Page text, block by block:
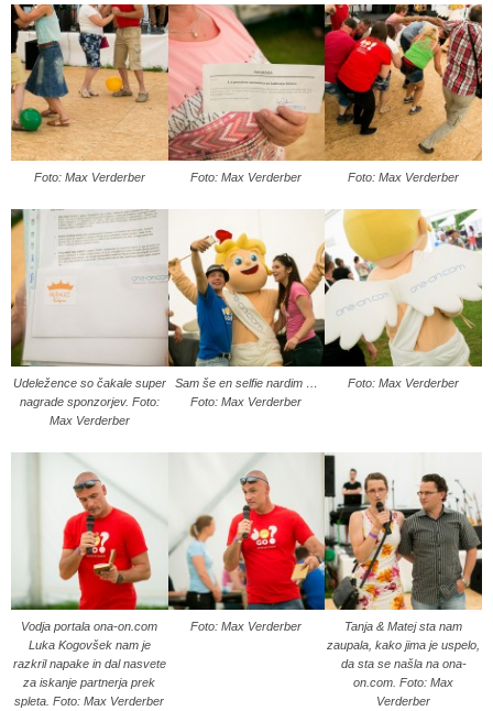
Foto: Max Verderber Foto: Max Verderber Foto: Max Verderber
Udeležence so čakale super
nagrade sponzorjev. Foto:
Max Verderber
Sam še en selfie nardim …
Foto: Max Verderber
Foto: Max Verderber
Vodja portala ona-on.com
Luka Kogovšek nam je
razkril napake in dal nasvete
za iskanje partnerja prek
spleta. Foto: Max Verderber
Foto: Max Verderber
Tanja & Matej sta nam
zaupala, kako jima je uspelo,
da sta se našla na ona-
on.com. Foto: Max
Verderber